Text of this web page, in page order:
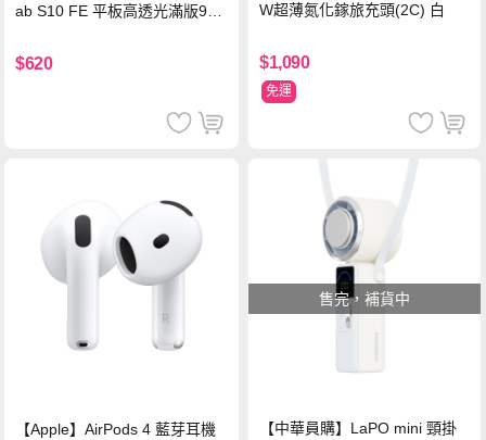
ab S10 FE 平板高透光滿版9H
$620
W超薄氮化鎵旅充頭(2C) 白
$1,090
免運
【Apple】AirPods 4 藍芽耳機
售完，補貨中
【中華員購】LaPO mini 頸掛